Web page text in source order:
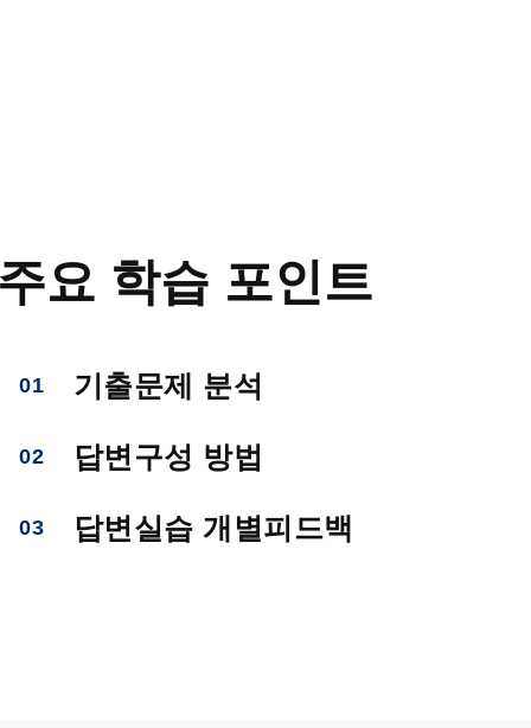
주요 학습 포인트
01 기출문제 분석
02 답변구성 방법
03 답변실습 개별피드백